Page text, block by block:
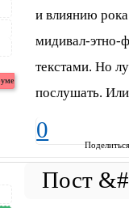
и влиянию
мидивал-этно-
текстами. Но
послушать.
0